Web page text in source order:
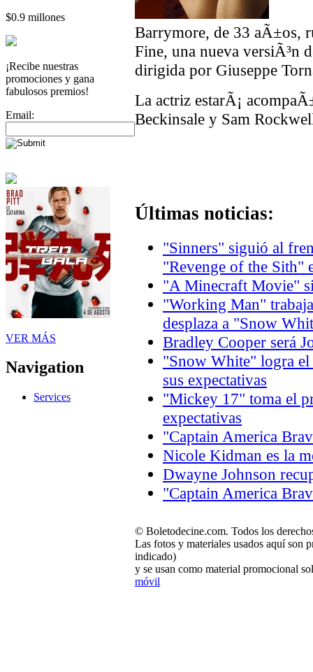
$0.9 millones
¡Recibe nuestras
promociones y gana
fabulosos premios!
Email:
VER MÁS
Navigation
Services
Barrymore, de 33 aÃ±os,
Fine, una nueva versiÃ³n
dirigida por Giuseppe
La actriz estarÃ¡
Beckinsale y Sam
Últimas noticias:
"Sinners" siguió al
"Revenge of the Sith"
"A Minecraft Movie"
"Working Man"
desplaza a "Snow
Bradley Cooper será
"Snow White" logra
sus expectativas
"Mickey 17" toma el
expectativas
"Captain America
Nicole Kidman es la
Dwayne Johnson
"Captain America
© Boletodecine.com. Todos los
Las fotos y materiales usados aquí son
indicado)
y se usan como material promocional
móvil